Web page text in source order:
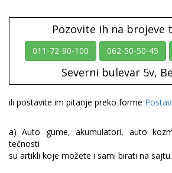
Pozovite ih na brojeve
011-72-90-100 062-50-50-45
Severni bulevar 5v,
ili postavite im pitanje preko forme
a) Auto gume, akumulatori, auto
tečnosti
su artikli koje možete i sami birati na sajtu.